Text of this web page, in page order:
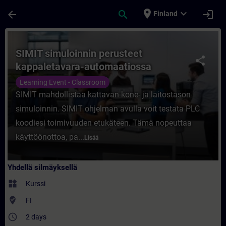
arrow_back search place Finland expand_more login
Kurssi - SIMIT simuloinnin perusteet
share
SIMIT simuloinnin perusteet
kappaletavara-automaatiossa
Learning Event - Classroom
SIMIT mahdollistaa kattavan kone- ja laitostason
simuloinnin. SIMIT ohjelman avulla voit testata PLC
koodiesi toimivuuden etukäteen. Tämä nopeuttaa
käyttöönottoa, pa... Lisää
Yhdellä silmäyksellä
widgets Kurssi
where_to_vote FI
access_time 2 days